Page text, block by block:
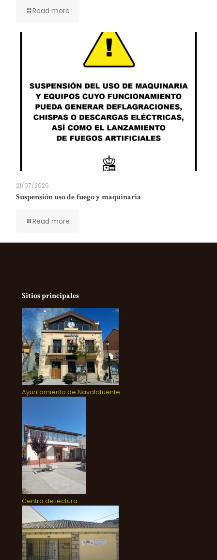
Read more
21/07/2026
Suspensión uso de fuego y maquinaria
Read more
Sitios principales
Ayuntamiento de Navalafuente
Centro de lectura